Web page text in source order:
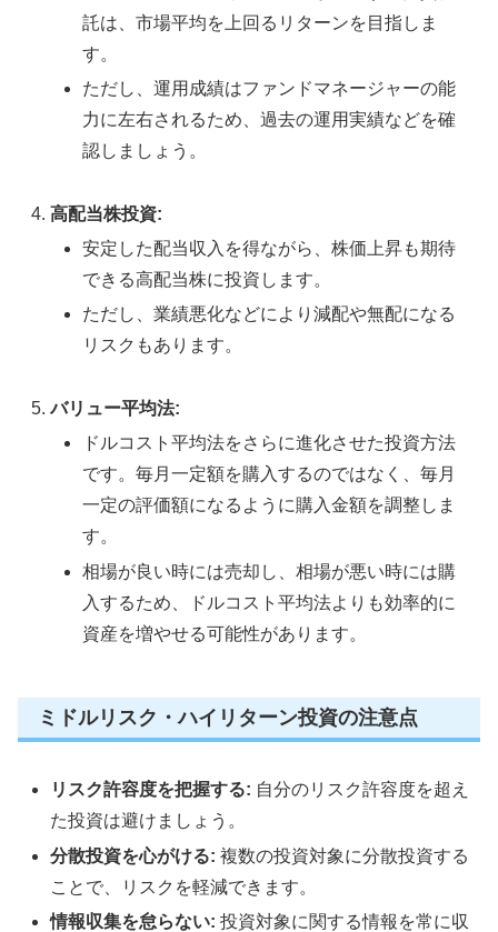
託は、市場平均を上回るリターンを目指しま
す。
ただし、運用成績はファンドマネージャーの能
力に左右されるため、過去の運用実績などを確
認しましょう。
高配当株投資:
安定した配当収入を得ながら、株価上昇も期待
できる高配当株に投資します。
ただし、業績悪化などにより減配や無配になる
リスクもあります。
バリュー平均法:
ドルコスト平均法をさらに進化させた投資方法
です。毎月一定額を購入するのではなく、毎月
一定の評価額になるように購入金額を調整しま
す。
相場が良い時には売却し、相場が悪い時には購
入するため、ドルコスト平均法よりも効率的に
資産を増やせる可能性があります。
ミドルリスク・ハイリターン投資の注意点
リスク許容度を把握する: 自分のリスク許容度を超え
た投資は避けましょう。
分散投資を心がける: 複数の投資対象に分散投資する
ことで、リスクを軽減できます。
情報収集を怠らない: 投資対象に関する情報を常に収